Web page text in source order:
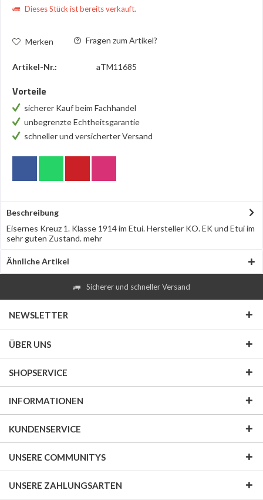
Dieses Stück ist bereits verkauft.
Merken Fragen zum Artikel?
Artikel-Nr.: aTM11685
Vorteile
sicherer Kauf beim Fachhandel
unbegrenzte Echtheitsgarantie
schneller und versicherter Versand
Beschreibung
Eisernes Kreuz 1. Klasse 1914 im Etui. Hersteller KO. EK und Etui im
sehr guten Zustand.mehr
Ähnliche Artikel
Sicherer und schneller Versand
NEWSLETTER
ÜBER UNS
SHOPSERVICE
INFORMATIONEN
KUNDENSERVICE
UNSERE COMMUNITYS
UNSERE ZAHLUNGSARTEN